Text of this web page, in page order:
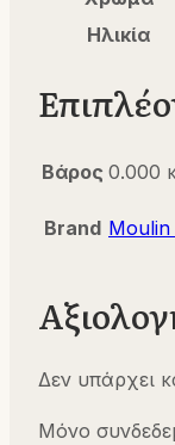
Ηλικία
Βάρος 0.000
Brand Moulin
Δεν υπάρχει
Μόνο